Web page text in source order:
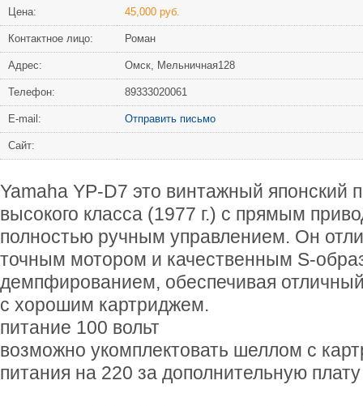
Цена: 45,000 руб.
Контактное лицо: Роман
Адрес: Омск, Мельничная128
Телефон: 89333020061
Е-mail: Отправить письмо
Сайт:
Yamaha YP-D7 это винтажный японский
высокого класса (1977 г.) с прямым
полностью ручным управлением. Он
точным мотором и качественным S-
демпфированием, обеспечивая
с хорошим картриджем.
питание 100 вольт
возможно укомплектовать шеллом с
питания на 220 за дополнительную плату